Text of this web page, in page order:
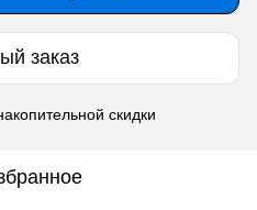
заказ
скидки